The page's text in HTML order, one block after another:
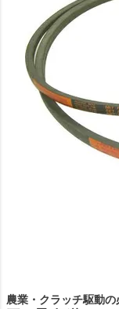
農業・クラッチ駆動の